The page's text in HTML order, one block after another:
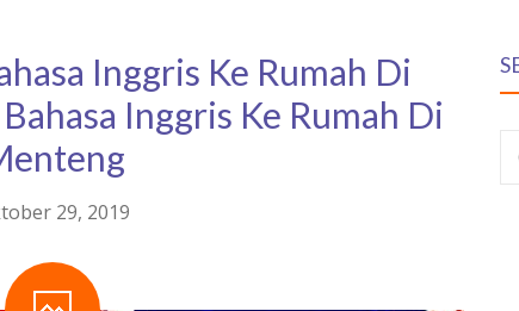
Inggris Ke Rumah Di
Inggris Ke Rumah Di
29, 2019